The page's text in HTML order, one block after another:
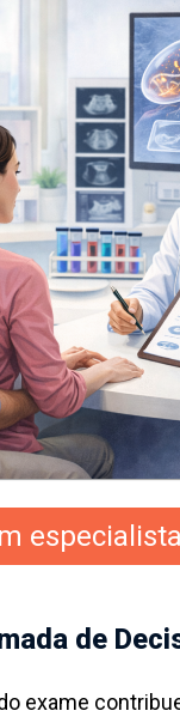
especialista
de
exame